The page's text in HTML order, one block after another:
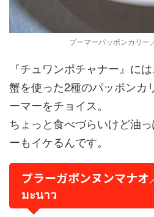
プーマーパッポンカリ
『チュワンポチャナー』に
蟹を使った2種のパッポンカ
ーマーをチョイス。
ちょっと食べづらいけど油
ーもイケるんです。
プラーガポンヌンマナ
มะนาว